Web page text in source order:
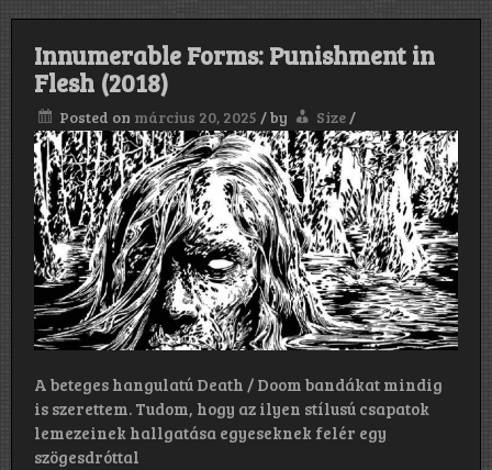
Innumerable Forms: Punishment in
Flesh (2018)
Posted on március 20, 2025 /by Size/
A beteges hangulatú Death / Doom bandákat mindig
is szerettem. Tudom, hogy az ilyen stílusú csapatok
lemezeinek hallgatása egyeseknek felér egy
szögesdróttal